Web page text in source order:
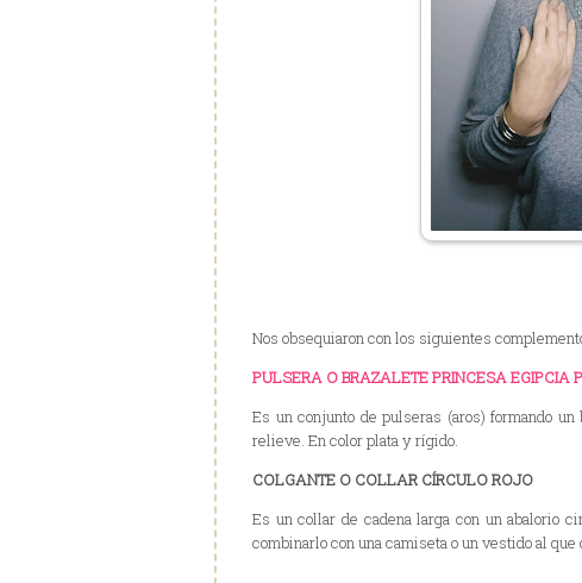
Nos obsequiaron con los siguientes
PULSERA O BRAZALETE PRINCESA EGIPCIA
Es un conjunto de pulseras (aros) formando
relieve. En color plata y rígido.
COLGANTE O COLLAR CÍRCULO ROJO
Es un collar de cadena larga con un abalorio
combinarlo con una camiseta o un vestido al